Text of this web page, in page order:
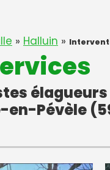
» Halluin »
en-Pévèle